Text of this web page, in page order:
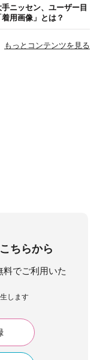
ニッセン、ユーザー目
用画像」とは？
もっとコンテンツを見る
ちらから
料でご利用いた
します